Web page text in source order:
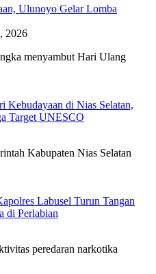
Ulunoyo Gelar Lomba
2026
menyambut Hari Ulang
Kebudayaan di Nias Selatan,
Target UNESCO
Kabupaten Nias Selatan
Labusel Turun Tangan
di Perlabian
peredaran narkotika